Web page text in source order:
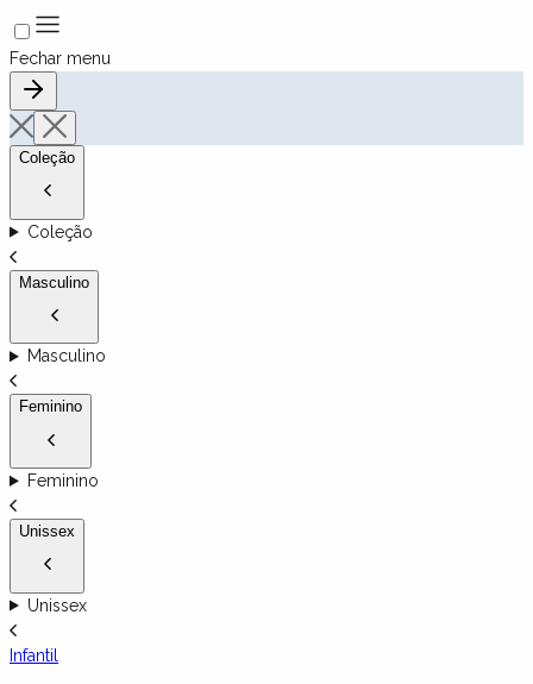
Fechar menu
Coleção
Coleção
Masculino
Masculino
Feminino
Feminino
Unissex
Unissex
Infantil